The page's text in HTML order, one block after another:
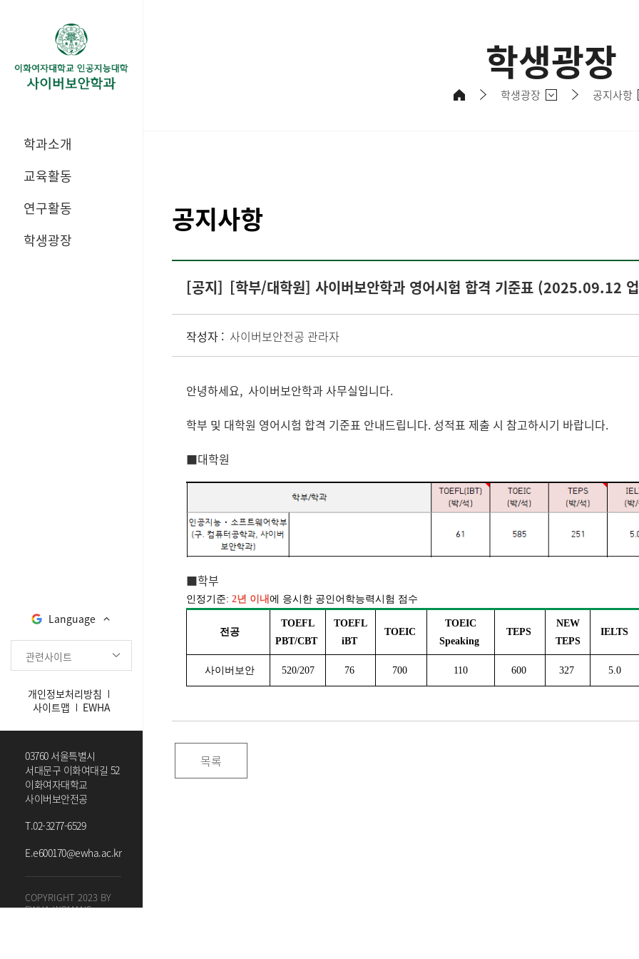
학과소개
교육활동
연구활동
학생광장
Language
관련사이트
개인정보처리방침
사이트맵
EWHA
03760 서울특별시
서대문구 이화여대길 52
이화여자대학교
사이버보안전공
T.02-3277-6529
E.e600170@ewha.ac.kr
COPYRIGHT 2023 BY
EWHA WOMANS
학생광장
학생광장 공지사항
공지사항
[공지] [학부/대학원] 사이버보안학과 영어시험 합격 기준표 (2025.09.12
작성자 : 사이버보안전공 관라자
안녕하세요, 사이버보안학과 사무실입니다.
학부 및 대학원 영어시험 합격 기준표 안내드립니다. 성적표 제출 시 참고하시기 바랍니다.
■대학원
■학부
인정기준: 2년 이내 에 응시한 공인어학능력시험 점수
전공
TOEFL
PBT/CBT
TOEFL
iBT
TOEIC
TOEIC
Speaking
TEPS
NEW
TEPS
IELTS
사이버보안 520/207 76 700 110 600 327 5.0
목록